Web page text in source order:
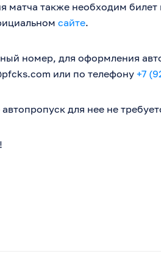
матча также необходим
сайте.
номер, для оформления
или по телефону +7
для нее не